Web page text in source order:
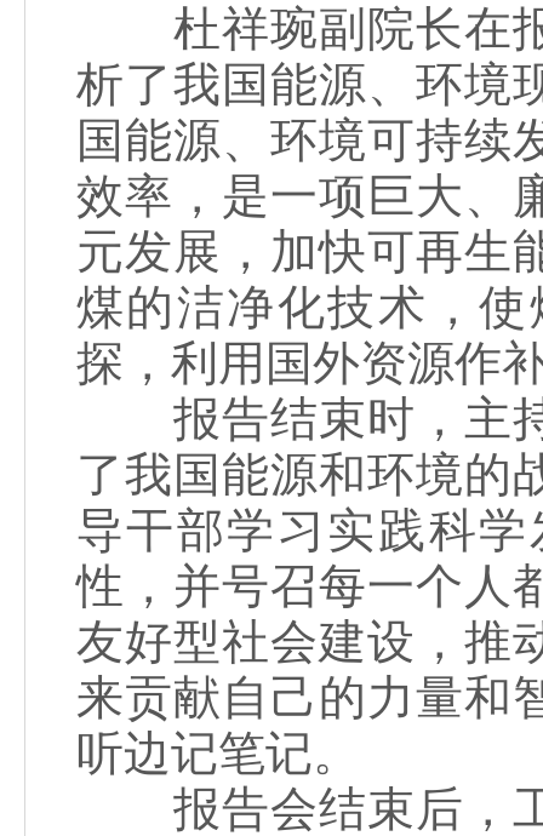
杜祥琬副院长在报
析了我国能源、环境
国能源、环境可持续
效率，是一项巨大、
元发展，加快可再生
煤的洁净化技术，
探，利用国外资源作
报告结束时，主持
了我国能源和环境的
导干部学习实践科
性，并号召每一个人
友好型社会建设，推
来贡献自己的力量和
听边记笔记。
报告会结束后，工